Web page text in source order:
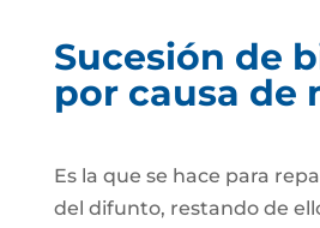
Sucesión de
por causa de
Es la que se hace para
del difunto, restando de